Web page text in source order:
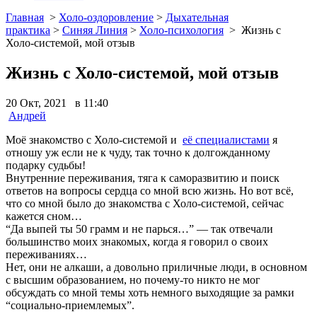
Главная > Холо-оздоровление > Дыхательная
практика > Синяя Линия > Холо-психология > Жизнь с
Холо-системой, мой отзыв
Жизнь с Холо-системой, мой отзыв
20 Окт, 2021 в 11:40
Андрей
Моё знакомство с Холо-системой и её специалистами я
отношу уж если не к чуду, так точно к долгожданному
подарку судьбы!
Внутренние переживания, тяга к саморазвитию и поиск
ответов на вопросы сердца со мной всю жизнь. Но вот всё,
что со мной было до знакомства с Холо-системой, сейчас
кажется сном…
“Да выпей ты 50 грамм и не парься…” — так отвечали
большинство моих знакомых, когда я говорил о своих
переживаниях…
Нет, они не алкаши, а довольно приличные люди, в основном
с высшим образованием, но почему-то никто не мог
обсуждать со мной темы хоть немного выходящие за рамки
“социально-приемлемых”.